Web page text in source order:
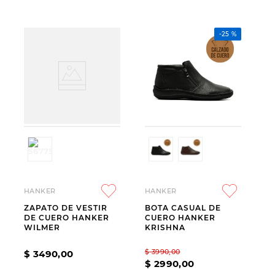
HANKER
ZAPATO DE VESTIR
DE CUERO HANKER
WILMER
$ 3490,00
-25 %
HANKER
BOTA CASUAL DE
CUERO HANKER
KRISHNA
$ 3990,00
$ 2990,00